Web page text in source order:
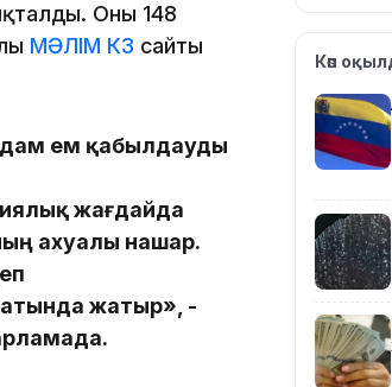
Оның 148
МӘЛІМ КЗ сайты
ем қабылдауды
жағдайда
ахуалы нашар.
жатыр», -
22:45
21:46
Көп